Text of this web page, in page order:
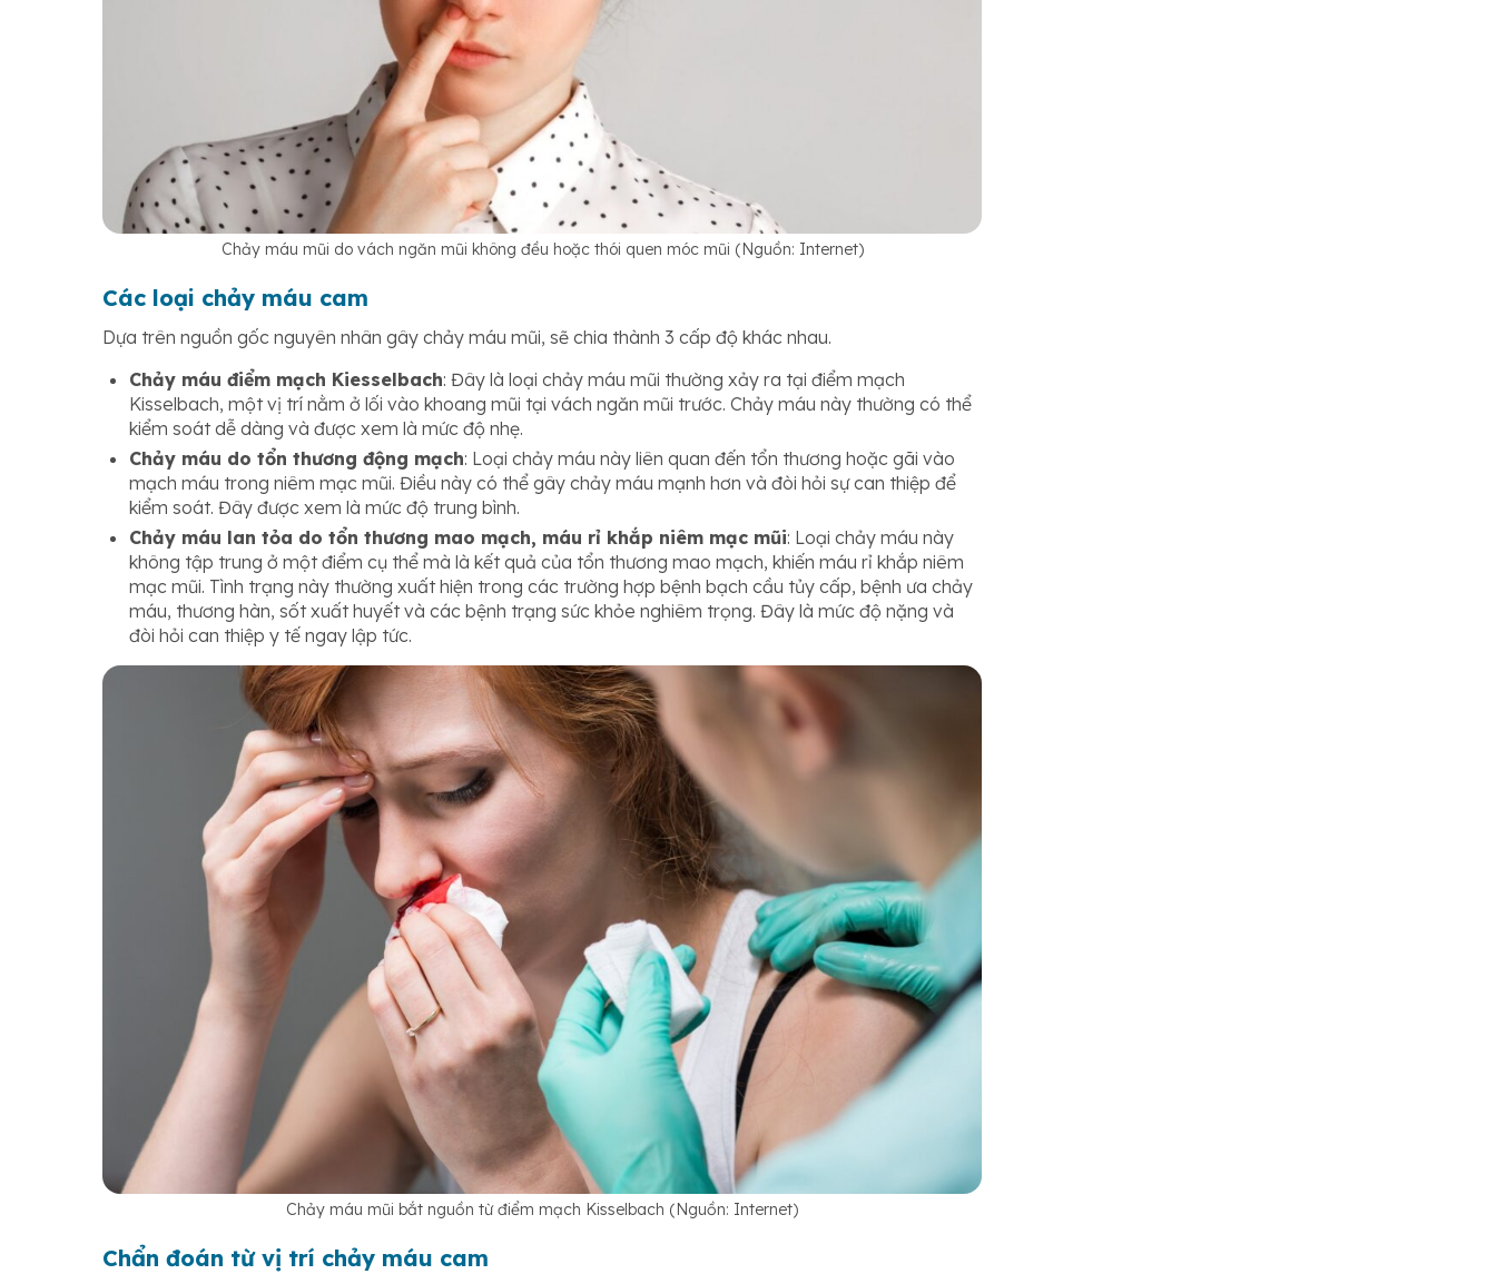
Chảy máu mũi do vách ngăn mũi không đều hoặc thói quen móc mũi (Nguồn: Internet)
Các loại chảy máu cam
Dựa trên nguồn gốc nguyên nhân gây chảy máu mũi, sẽ chia thành 3 cấp độ khác nhau.
Chảy máu điểm mạch Kiesselbach: Đây là loại chảy máu mũi thường xảy ra tại điểm mạch
Kisselbach, một vị trí nằm ở lối vào khoang mũi tại vách ngăn mũi trước. Chảy máu này thường có thể
kiểm soát dễ dàng và được xem là mức độ nhẹ.
Chảy máu do tổn thương động mạch: Loại chảy máu này liên quan đến tổn thương hoặc gãi vào
mạch máu trong niêm mạc mũi. Điều này có thể gây chảy máu mạnh hơn và đòi hỏi sự can thiệp để
kiểm soát. Đây được xem là mức độ trung bình.
Chảy máu lan tỏa do tổn thương mao mạch, máu rỉ khắp niêm mạc mũi: Loại chảy máu này
không tập trung ở một điểm cụ thể mà là kết quả của tổn thương mao mạch, khiến máu rỉ khắp niêm
mạc mũi. Tình trạng này thường xuất hiện trong các trường hợp bệnh bạch cầu tủy cấp, bệnh ưa chảy
máu, thương hàn, sốt xuất huyết và các bệnh trạng sức khỏe nghiêm trọng. Đây là mức độ nặng và
đòi hỏi can thiệp y tế ngay lập tức.
Chảy máu mũi bắt nguồn từ điểm mạch Kisselbach (Nguồn: Internet)
Chẩn đoán từ vị trí chảy máu cam